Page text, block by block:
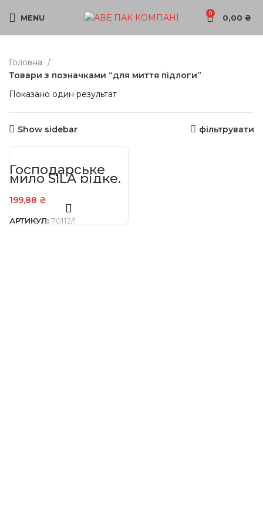
MENU 0 0,00 ₴
Головна
Товари з позначками “для миття підлоги”
Показано один результат
Show sidebar фільтрувати
Господарське
мило SILA рідке,
4 кг
199,88 ₴
АРТИКУЛ: 70112/1